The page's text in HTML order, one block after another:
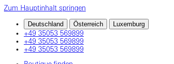
Zum Hauptinhalt springen
Deutschland Österreich Luxemburg
+49 35053 569899
+49 35053 569899
+49 35053 569899